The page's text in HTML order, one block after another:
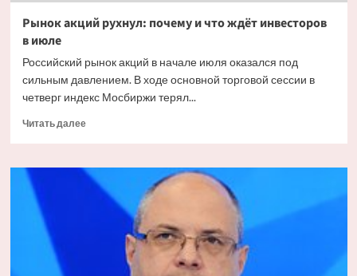
Рынок акций рухнул: почему и что ждёт инвесторов
в июле
Российский рынок акций в начале июля оказался под
сильным давлением. В ходе основной торговой сессии в
четверг индекс Мосбиржи терял...
Читать далееПрочитать
Рынок
акций
рухнул:
инвесторов